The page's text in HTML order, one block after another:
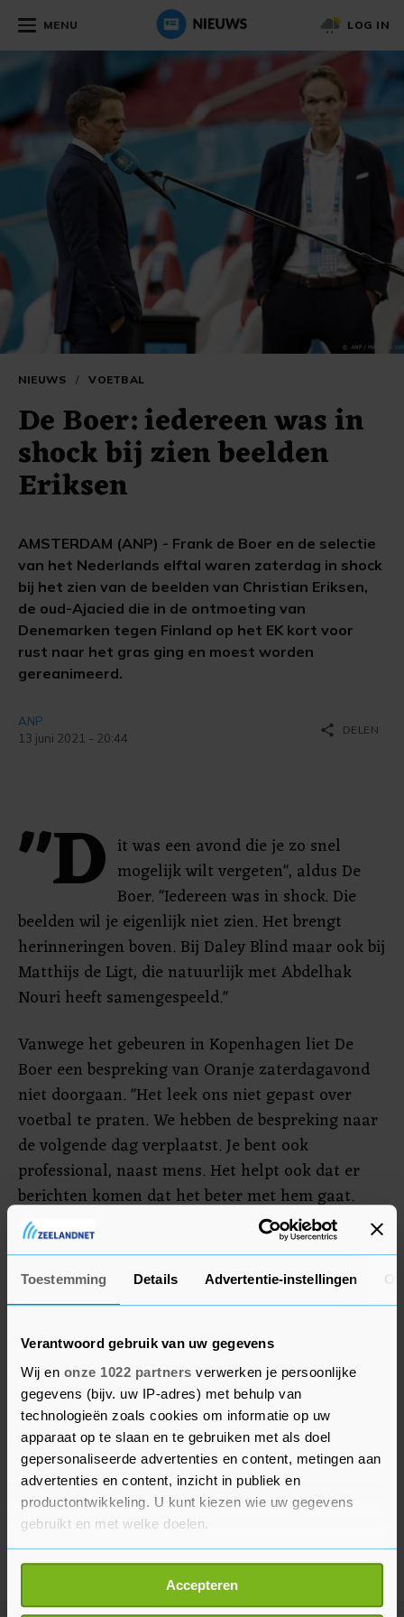
Toestemming Details Advertentie-instellingen
Verantwoord gebruik van uw gegevens
Wij en onze 1022 partners verwerken je persoonlijke
gegevens (bijv. uw IP-adres) met behulp van
technologieën zoals cookies om informatie op uw
apparaat op te slaan en te gebruiken met als doel
gepersonaliseerde advertenties en content, metingen aan
advertenties en content, inzicht in publiek en
productontwikkeling. U kunt kiezen wie uw gegevens
gebruikt en met welke doelen.
Als u het toestaat, willen we ook graag:
Informatie verzamelen over uw geografische
locatie, die tot een paar meter nauwkeurig kan zijn
Accepteren
MENU LOG IN
NIEUWS / VOETBAL
De Boer: iedereen was in
shock bij zien beelden
Eriksen
AMSTERDAM (ANP) - Frank de Boer en de selectie
van het Nederlands elftal waren zaterdag in shock
bij het zien van de beelden van Christian Eriksen,
de oud-Ajacied die in de ontmoeting van
Denemarken tegen Finland op het EK kort voor
rust naar het gras ging en moest worden
gereanimeerd.
ANP
13 juni 2021 - 20:44
share DELEN
"D it was een avond die je zo snel
mogelijk wilt vergeten", aldus De
Boer. "Iedereen was in shock. Die
beelden wil je eigenlijk niet zien. Het brengt
herinneringen boven. Bij Daley Blind maar ook bij
Matthijs de Ligt, die natuurlijk met Abdelhak
Nouri heeft samengespeeld."
Vanwege het gebeuren in Kopenhagen liet De
Boer een bespreking van Oranje zaterdagavond
niet doorgaan. "Het leek ons niet gepast over
voetbal te praten. We hebben de bespreking naar
de volgende dag verplaatst. Je bent ook
professional, naast mens. Het helpt ook dat er
berichten komen dat het beter met hem gaat.
Gelukkig gaat het naar omstandigheden goed. Ik
heb er een goed gevoel bij."